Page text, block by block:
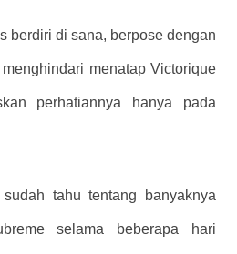
berdiri di sana, berpose dengan
menatap Victorique
perhatiannya hanya pada
tahu tentang banyaknya
selama beberapa hari